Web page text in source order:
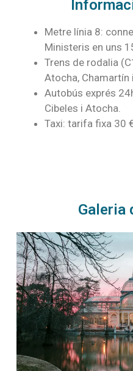
Metre línia 8:
Ministeris en uns
Trens de rodalia
Atocha, Chamartín
Autobús exprés
Cibeles i Atocha.
Taxi: tarifa fixa 30
Galeria